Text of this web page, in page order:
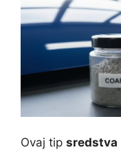
Ovaj tip sredstva